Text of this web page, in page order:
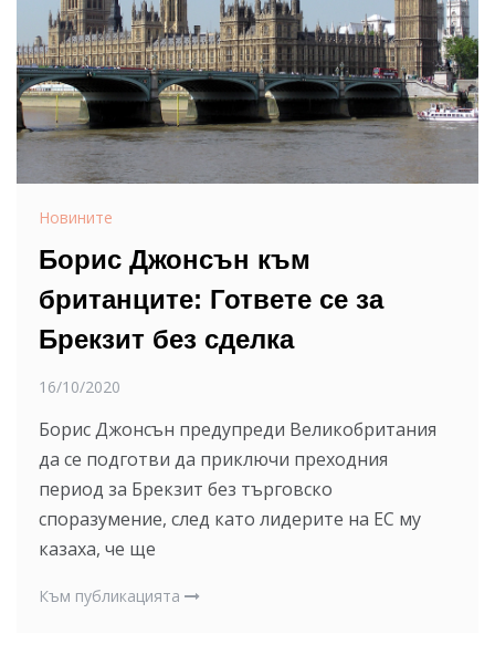
Новините
Борис Джонсън към
британците: Гответе се за
Брекзит без сделка
16/10/2020
Борис Джонсън предупреди Великобритания
да се подготви да приключи преходния
период за Брекзит без търговско
споразумение, след като лидерите на ЕС му
казаха, че ще
Към публикацията